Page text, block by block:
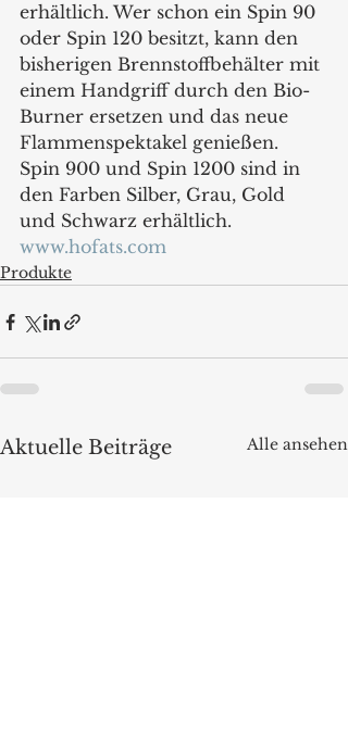
erhältlich. Wer schon ein Spin 90
oder Spin 120 besitzt, kann den
bisherigen Brennstoffbehälter mit
einem Handgriff durch den Bio-
Burner ersetzen und das neue
Flammenspektakel genießen.
Spin 900 und Spin 1200 sind in
den Farben Silber, Grau, Gold
und Schwarz erhältlich.
www.hofats.com
Produkte
Aktuelle Beiträge Alle ansehen